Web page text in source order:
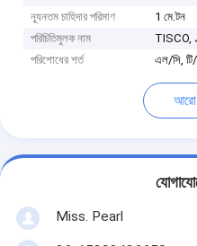
ন্যূনতম চাহিদার পরিমাণ
1 মে.টন
পরিচিতিমুলক নাম
TISCO,
পরিশোধের শর্ত
এল/সি, টি/
আরো
Miss. Pearl